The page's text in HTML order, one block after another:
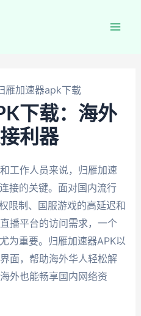
雁加速器apk下载
下载：海外
利器
工作人员来说，归雁加速
接的关键。面对国内流行
限制、国服游戏的高延迟和
播平台的访问需求，一个
为重要。归雁加速器APK以
面，帮助海外华人轻松解
外也能畅享国内网络资